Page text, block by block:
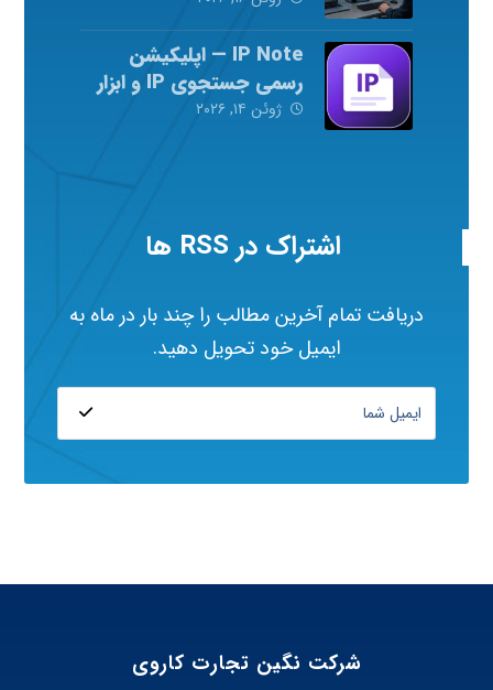
IP Note — اپلیکیشن
رسمی جستجوی IP و ابزار
شبکه
ژوئن ۱۴, ۲۰۲۶
اشتراک در RSS ها
دریافت تمام آخرین مطالب را چند بار در ماه به
ایمیل خود تحویل دهید.
شرکت نگین تجارت کاروی